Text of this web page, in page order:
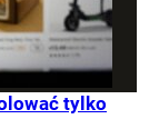
tylko